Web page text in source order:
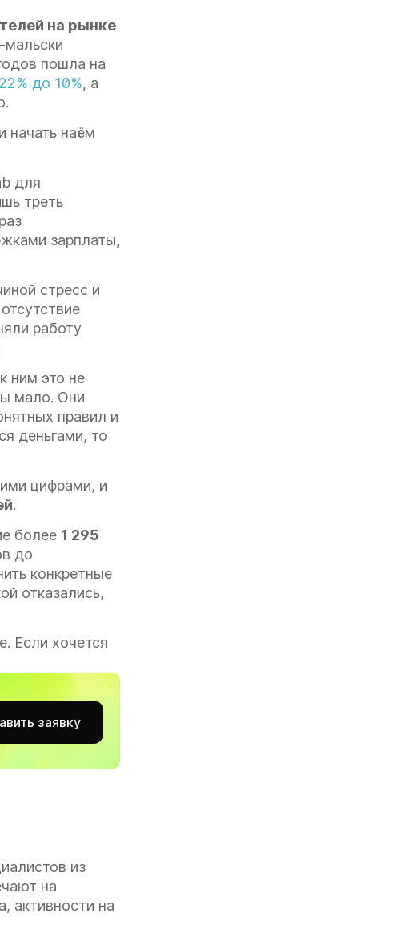
на рынке
пошла на
до 10%, а
начать наём
для
треть
зарплаты,
стресс и
работу
ним это не
мало. Они
правил и
деньгами, то
цифрами, и
.
более 1 295
до
конкретные
отказались,
Если хочется
заявку
из
на
активности на